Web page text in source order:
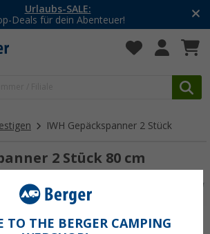
Urlaubs-SALE:
Deals für dein Abenteuer!
IWH Gepäckspanner 2 Stück
2 Stück 80 cm
TO THE BERGER CAMPING